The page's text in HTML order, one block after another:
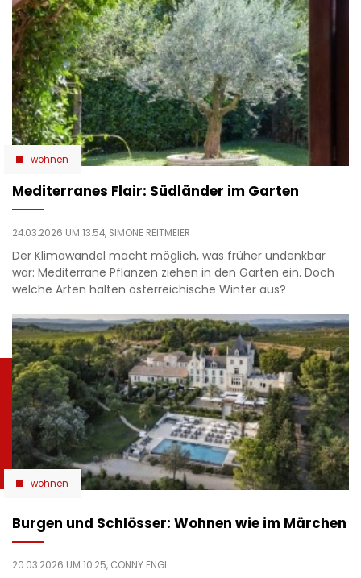
wohnen
Mediterranes Flair: Südländer im Garten
24.03.2026 UM 13:54, SIMONE REITMEIER
Der Klimawandel macht möglich, was früher undenkbar
war: Mediterrane Pflanzen ziehen in den Gärten ein. Doch
welche Arten halten österreichische Winter aus?
wohnen
Burgen und Schlösser: Wohnen wie im Märchen
20.03.2026 UM 10:25, CONNY ENGL